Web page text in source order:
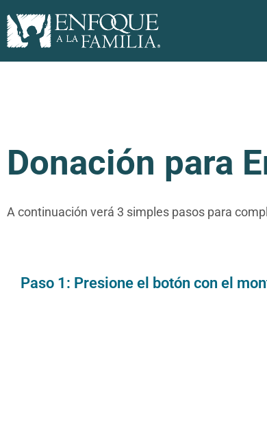
Donación para
A continuación verá 3 simples pasos para
Paso 1: Presione el botón con el